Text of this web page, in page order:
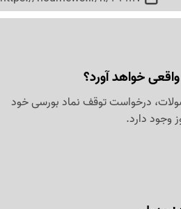
خواهد آورد؟
درخواست توقف نماد بورسی خود
وجود دارد.